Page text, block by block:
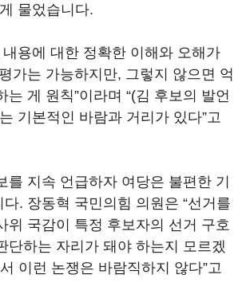
물었습니다.
내용에 대한 정확한 이해와 오해가
가는 가능하지만, 그렇지 않으면 억
는 게 원칙”이라며 “(김 후보의 발언
기본적인 바람과 거리가 있다”고
를 지속 언급하자 여당은 불편한 기
. 장동혁 국민의힘 의원은 “선거를
위 국감이 특정 후보자의 선거 구호
단하는 자리가 돼야 하는지 모르겠
이런 논쟁은 바람직하지 않다”고